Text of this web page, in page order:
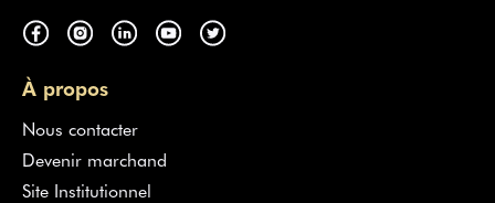
À propos
Nous contacter
Devenir marchand
Site Institutionnel